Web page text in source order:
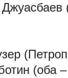
Джуасбаев
(оба